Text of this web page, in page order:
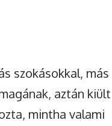
szokásokkal, más
aztán kiült
mintha valami